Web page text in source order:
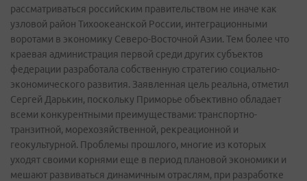
рассматриваться российским правительством не иначе как
узловой район Тихоокеанской России, интеграционными
воротами в экономику Северо-Восточной Азии. Тем более что
краевая администрация первой среди других субъектов
федерации разработала собственную стратегию социально-
экономического развития. Заявленная цель реальна, отметил
Сергей Дарькин, поскольку Приморье объективно обладает
всеми конкурентными преимуществами: транспортно-
транзитной, морехозяйственной, рекреационной и
геокультурной. Проблемы прошлого, многие из которых
уходят своими корнями еще в период плановой экономики и
мешают развиваться динамичным отраслям, при разработке